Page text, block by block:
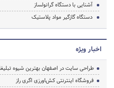
آشنایی با دستگاه گرانولساز
دستگاه گازگیر مواد پلاستیک
اخبار ویژه
طراحی سایت در اصفهان بهترین شیوه
فروشگاه اینترنتی کشاورزی اگری راز